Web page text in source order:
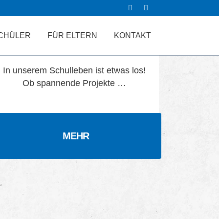
FÜR ELTERN KONTAKT
In unserem Schulleben ist etwas los!
Ob spannende Projekte …
MEHR